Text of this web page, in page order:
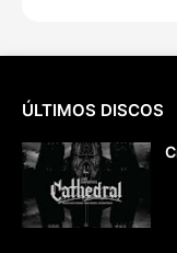
ÚLTIMOS DISCOS